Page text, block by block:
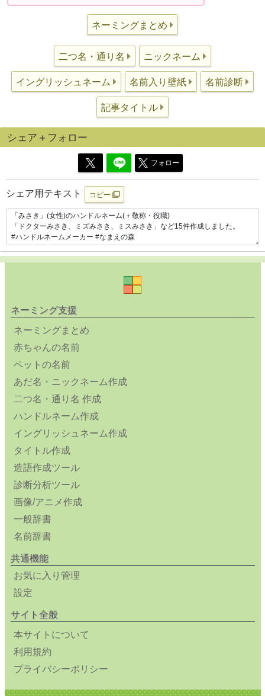
ネーミングまとめ
二つ名・通り名 ニックネーム
イングリッシュネーム 名前入り壁紙 名前診断
記事タイトル
シェア＋フォロー
フォロー
シェア用テキスト コピー
ネーミング支援
ネーミングまとめ
赤ちゃんの名前
ペットの名前
あだ名・ニックネーム作成
二つ名・通り名 作成
ハンドルネーム作成
イングリッシュネーム作成
タイトル作成
造語作成ツール
診断分析ツール
画像/アニメ作成
一般辞書
名前辞書
共通機能
お気に入り管理
設定
サイト全般
本サイトについて
利用規約
プライバシーポリシー